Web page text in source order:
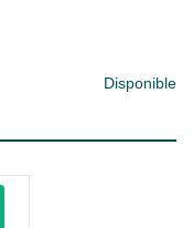
Disponible